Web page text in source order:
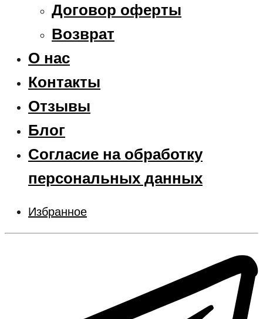
Договор оферты
Возврат
О нас
Контакты
Отзывы
Блог
Согласие на обработку
персональных данных
Избранное